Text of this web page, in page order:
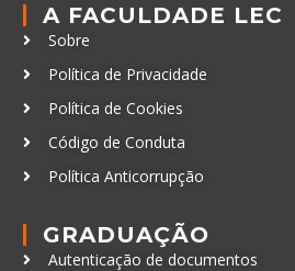
A FACULDADE LEC
Sobre
Política de Privacidade
Política de Cookies
Código de Conduta
Política Anticorrupção
GRADUAÇÃO
Autenticação de documentos